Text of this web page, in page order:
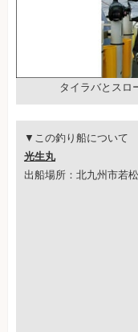
タイラバとスロ
▼この釣り船について
光生丸
出船場所：北九州市若